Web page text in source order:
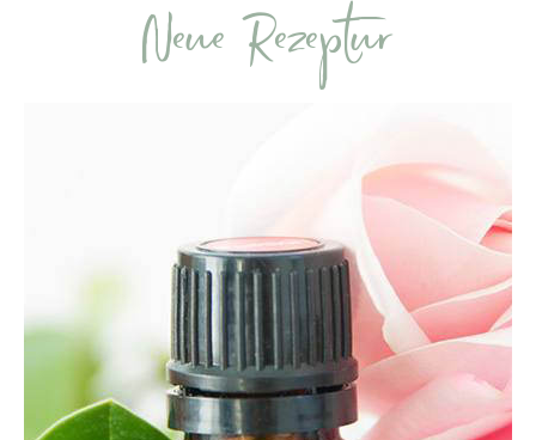
Neue Rezeptur